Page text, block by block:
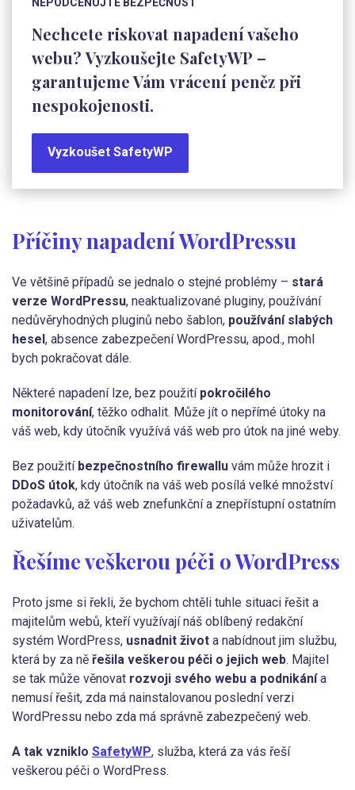
Nechcete riskovat napadení vašeho
webu?Vyzkoušejte SafetyWP –
garantujeme Vám vrácení peněz při
nespokojenosti.
Vyzkoušet SafetyWP
Příčiny napadení WordPressu
Ve většině případů se jednalo o stejné problémy – stará
verze WordPressu, neaktualizované pluginy, používání
nedůvěryhodných pluginů nebo šablon, používání slabých
hesel, absence zabezpečení WordPressu, apod., mohl
bych pokračovat dále.
Některé napadení lze, bez použití pokročilého
monitorování, těžko odhalit. Může jít o nepřímé útoky na
váš web, kdy útočník využívá váš web pro útok na jiné weby.
Bez použití bezpečnostního firewallu vám může hrozit i
DDoS útok, kdy útočník na váš web posílá velké množství
požadavků, až váš web znefunkční a znepřístupní ostatním
uživatelům.
Řešíme veškerou péči o WordPress
Proto jsme si řekli, že bychom chtěli tuhle situaci řešit a
majitelům webů, kteří využívají náš oblíbený redakční
systém WordPress, usnadnit život a nabídnout jim službu,
která by za ně řešila veškerou péči o jejich web. Majitel
se tak může věnovat rozvoji svého webu a podnikánía
nemusí řešit, zda má nainstalovanou poslední verzi
WordPressu nebo zda má správně zabezpečený web.
A tak vzniklo SafetyWP, služba, která za vás řeší
veškerou péči o WordPress.